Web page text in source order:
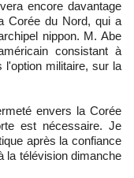
encore davantage
Corée du Nord, qui a
nippon. M. Abe
consistant à
l'option militaire, sur la
envers la Corée
est nécessaire. Je
après la confiance
la télévision dimanche